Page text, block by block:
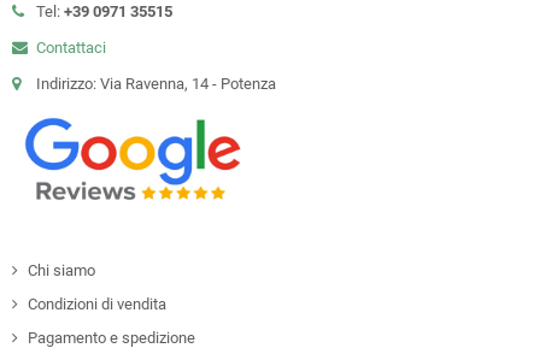
Tel: +39 0971 35515
Contattaci
Indirizzo: Via Ravenna, 14 - Potenza
Chi siamo
Condizioni di vendita
Pagamento e spedizione